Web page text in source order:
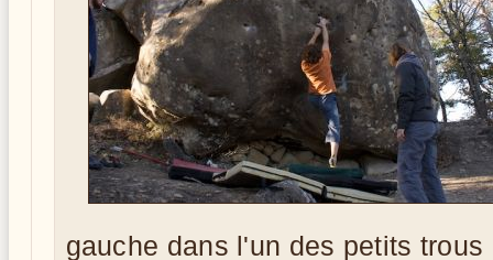
gauche dans l'un des petits